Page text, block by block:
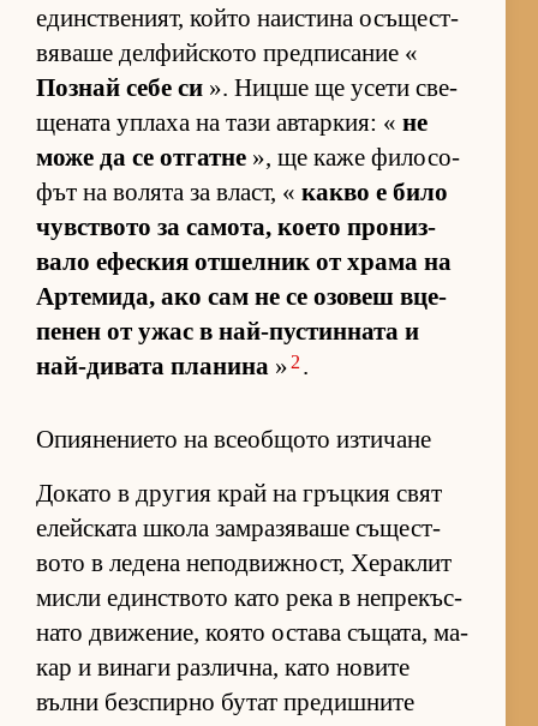
един­с­т­ве­ни­ят, който на­ис­тина осъ­щес­т­
вя­ваше дел­фийс­кото пред­пи­са­ние «
Поз­най себе си ». Ницше ще усети све­
ще­ната уп­лаха на тази ав­тар­кия: « не
може да се от­гатне », ще каже фи­ло­со­
фът на во­лята за власт, « какво е било
чув­с­т­вото за са­мо­та, ко­ето про­низ­
вало ефес­кия от­шел­ник от храма на
Ар­те­ми­да, ако сам не се озо­веш вце­
пе­нен от ужас в най-пус­тин­ната и
най-ди­вата пла­нина » 2 .
Опиянението на всеобщото изтичане
До­като в дру­гия край на гръц­кия свят
елейс­ката школа зам­ра­зя­ваше съ­щес­т­
вото в ле­дена не­под­виж­ност, Хе­рак­лит
мисли един­с­т­вото като река в неп­ре­къс­
нато дви­же­ние, ко­ято ос­тава съ­ща­та, ма­
кар и ви­наги раз­лич­на, като но­вите
вълни без­спирно бу­тат пре­диш­ните